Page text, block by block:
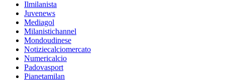
Ilmilanista
Juvenews
Mediagol
Milanistichannel
Mondoudinese
Notiziecalciomercato
Numericalcio
Padovasport
Pianetamilan